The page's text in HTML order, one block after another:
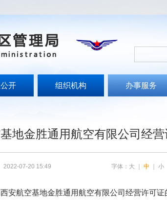
开 组织机构 办事服务
地金胜通用航空有限公司经
2022-07-20 15:49 字体： 大 中 小
西安航空基地金胜通用航空有限公司 经营许可证